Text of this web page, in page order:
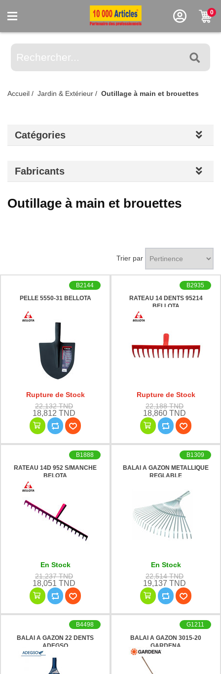
0
Accueil / Jardin & Extérieur / Outillage à main et brouettes
Catégories
Fabricants
Outillage à main et brouettes
Trier par
PELLE 5550-31 BELLOTA
B2144
Rupture de Stock
22,132 TND
18,812 TND
RATEAU 14 DENTS 95214
BELLOTA
B2935
Rupture de Stock
22,188 TND
18,860 TND
RATEAU 14D 952 S/MANCHE
BELOTA
B1888
En Stock
21,237 TND
18,051 TND
BALAI A GAZON METALLIQUE
REGLABLE
B1309
En Stock
22,514 TND
19,137 TND
BALAI A GAZON 22 DENTS
ADEGSO
B4498
BALAI A GAZON 3015-20
GARDENA
G1211